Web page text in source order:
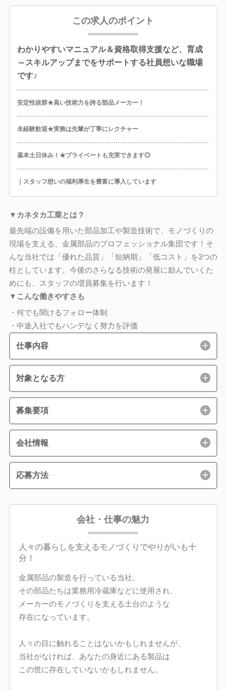
この求人のポイント
わかりやすいマニュアル＆資格取得支援など、育成
～スキルアップまでをサポートする社員想いな職場
です♪
安定性抜群★高い技術力を誇る部品メーカー！
未経験歓迎★実務は先輩が丁寧にレクチャー
基本土日休み！★プライベートも充実できます◎
｜スタッフ想いの福利厚生を豊富に導入しています
▼カネタカ工業とは？
最先端の設備を用いた部品加工や製造技術で、モノづくりの
現場を支える、金属部品のプロフェッショナル集団です！そ
んな当社では「優れた品質」「短納期」「低コスト」を3つの
柱としています。今後のさらなる技術の発展に励んでいくた
めにも、スタッフの増員募集を行います！
▼こんな働きやすさも
・何でも聞けるフォロー体制
・中途入社でもハンデなく努力を評価
仕事内容
対象となる方
募集要項
会社情報
応募方法
会社・仕事の魅力
人々の暮らしを支えるモノづくりでやりがいも十
分！
金属部品の製造を行っている当社。
その部品たちは業務用冷蔵庫などに使用され、
メーカーのモノづくりを支える土台のような
存在になっています。
人々の目に触れることはないかもしれませんが、
当社がなければ、あなたの身近にある製品は
この世に存在していないかもしれません。